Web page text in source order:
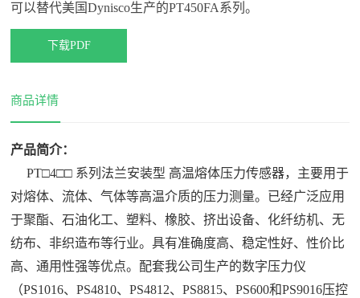
我
留
可以替代美国Dynisco生产的PT450FA系列。
下载PDF
商品详情
产品简介：
PT□4□□ 系列法兰安装型 高温熔体压力传感器，主要用于
对熔体、流体、气体等高温介质的压力测量。已经广泛应用
于聚酯、石油化工、塑料、橡胶、挤出设备、化纤纺机、无
纺布、非织造布等行业。具有准确度高、稳定性好、性价比
高、通用性强等优点。配套我公司生产的数字压力仪
（PS1016、PS4810、PS4812、PS8815、PS600和PS9016压控